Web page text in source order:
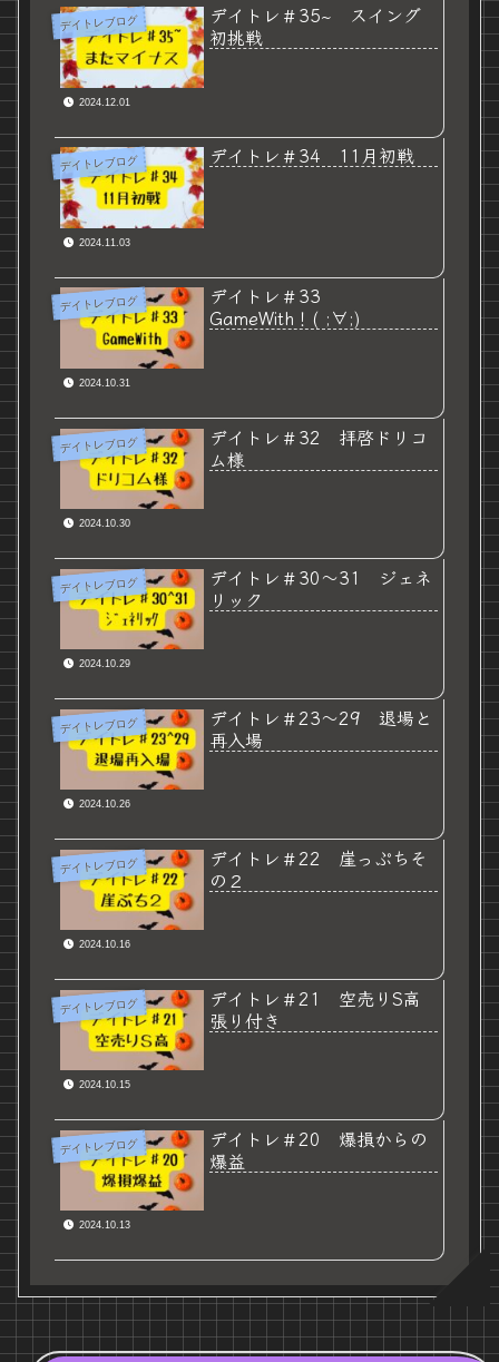
デイトレブログ
デイトレ＃35~ スイング
初挑戦
2024.12.01
デイトレブログ デイトレ＃34 11月初戦
2024.11.03
デイトレブログ
デイトレ＃33
GameWith！( ;∀;)
2024.10.31
デイトレブログ
デイトレ＃32 拝啓ドリコ
ム様
2024.10.30
デイトレブログ
デイトレ＃30～31 ジェネ
リック
2024.10.29
デイトレブログ
デイトレ＃23～29 退場と
再入場
2024.10.26
デイトレブログ
デイトレ＃22 崖っぷちそ
の２
2024.10.16
デイトレブログ
デイトレ＃21 空売りS高
張り付き
2024.10.15
デイトレブログ
デイトレ＃20 爆損からの
爆益
2024.10.13